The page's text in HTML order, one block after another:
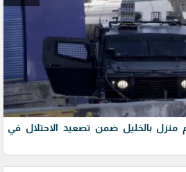
منزل بالخليل ضمن تصعيد الاحتلال في